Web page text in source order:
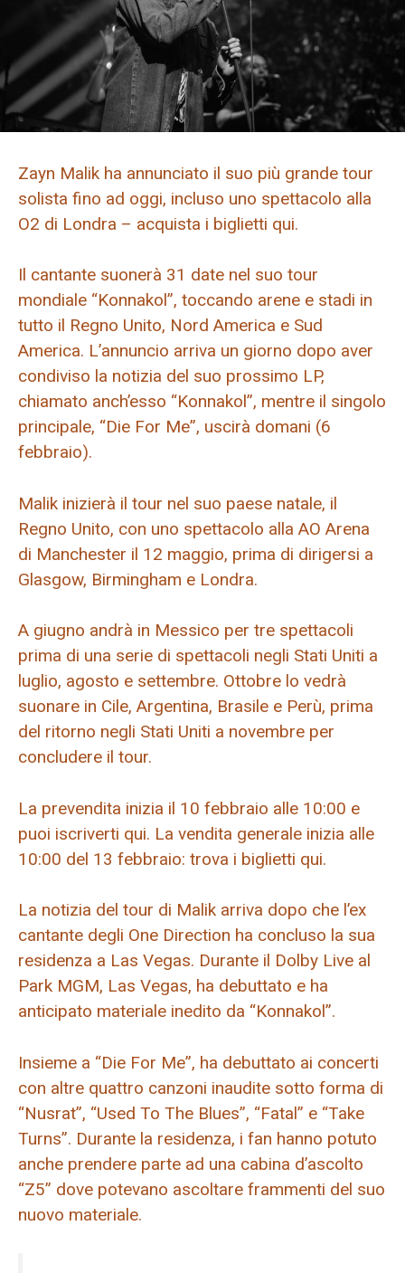
Zayn Malik ha annunciato il suo più grande tour
solista fino ad oggi, incluso uno spettacolo alla
O2 di Londra – acquista i biglietti qui.
Il cantante suonerà 31 date nel suo tour
mondiale “Konnakol”, toccando arene e stadi in
tutto il Regno Unito, Nord America e Sud
America. L’annuncio arriva un giorno dopo aver
condiviso la notizia del suo prossimo LP,
chiamato anch’esso “Konnakol”, mentre il singolo
principale, “Die For Me”, uscirà domani (6
febbraio).
Malik inizierà il tour nel suo paese natale, il
Regno Unito, con uno spettacolo alla AO Arena
di Manchester il 12 maggio, prima di dirigersi a
Glasgow, Birmingham e Londra.
A giugno andrà in Messico per tre spettacoli
prima di una serie di spettacoli negli Stati Uniti a
luglio, agosto e settembre. Ottobre lo vedrà
suonare in Cile, Argentina, Brasile e Perù, prima
del ritorno negli Stati Uniti a novembre per
concludere il tour.
La prevendita inizia il 10 febbraio alle 10:00 e
puoi iscriverti qui. La vendita generale inizia alle
10:00 del 13 febbraio: trova i biglietti qui.
La notizia del tour di Malik arriva dopo che l’ex
cantante degli One Direction ha concluso la sua
residenza a Las Vegas. Durante il Dolby Live al
Park MGM, Las Vegas, ha debuttato e ha
anticipato materiale inedito da “Konnakol”.
Insieme a “Die For Me”, ha debuttato ai concerti
con altre quattro canzoni inaudite sotto forma di
“Nusrat”, “Used To The Blues”, “Fatal” e “Take
Turns”. Durante la residenza, i fan hanno potuto
anche prendere parte ad una cabina d’ascolto
“Z5” dove potevano ascoltare frammenti del suo
nuovo materiale.